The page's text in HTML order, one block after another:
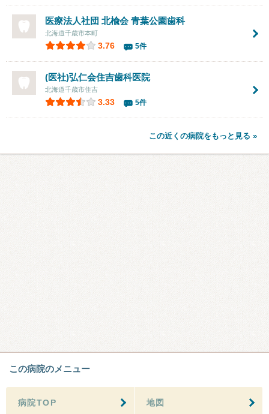
医療法人社団 北楡会 青葉公園歯科
北海道千歳市本町
3.76 5件
(医社)弘仁会住吉歯科医院
北海道千歳市住吉
3.33 5件
この近くの病院をもっと見る »
この病院のメニュー
病院TOP 地図